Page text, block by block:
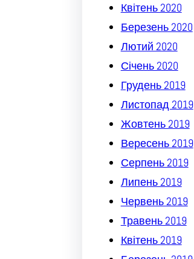
Квітень 2020
Березень 2020
Лютий 2020
Січень 2020
Грудень 2019
Листопад 2019
Жовтень 2019
Вересень 2019
Серпень 2019
Липень 2019
Червень 2019
Травень 2019
Квітень 2019